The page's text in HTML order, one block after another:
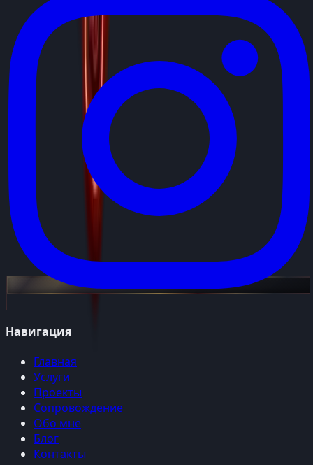
Навигация
Главная
Услуги
Проекты
Сопровождение
Обо мне
Блог
Контакты